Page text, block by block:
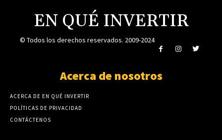
EN QUÉ INVERTIR
© Todos los derechos reservados. 2009-2024
Acerca de nosotros
ACERCA DE EN QUÉ INVERTIR
POLÍTICAS DE PRIVACIDAD
CONTÁCTENOS